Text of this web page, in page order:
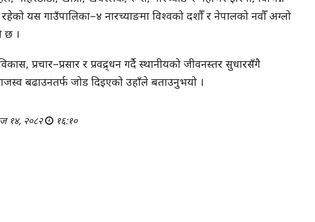
यस गाउँपालिका–४ नारच्याङमा विश्वको दशौँ र नेपालको नवौँ अग्लो
छ ।
प्रचार–प्रसार र प्रवद्र्धन गर्दै स्थानीयको जीवनस्तर सुधारसँगै
बढाउनतर्फ जोड दिइएको उहाँले बताउनुभयो ।
१४, २०८२ १६:१०